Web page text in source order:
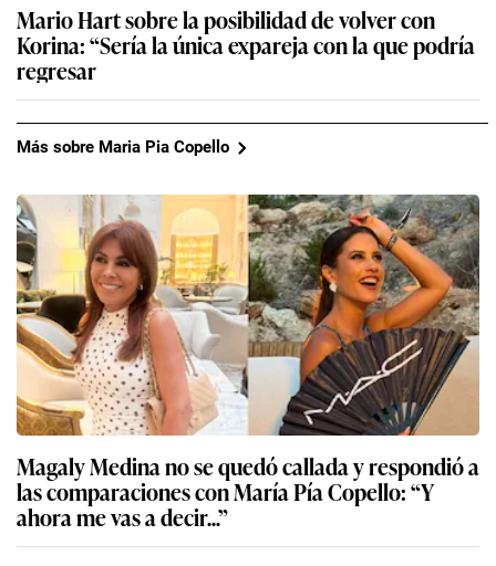
Mario Hart sobre la posibilidad de volver con
Korina: “Sería la única expareja con la que podría
regresar
Más sobre Maria Pia Copello
Magaly Medina no se quedó callada y respondió a
las comparaciones con María Pía Copello: “Y
ahora me vas a decir...”